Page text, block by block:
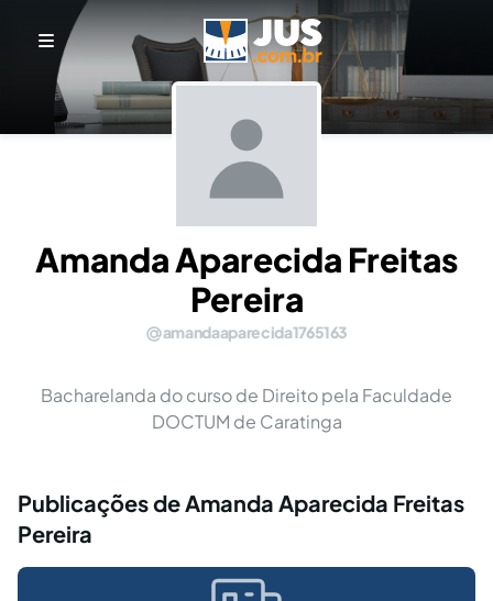
Amanda Aparecida Freitas
Pereira
amandaaparecida1765163
Bacharelanda do curso de Direito pela Faculdade
DOCTUM de Caratinga
Publicações de Amanda Aparecida Freitas
Pereira